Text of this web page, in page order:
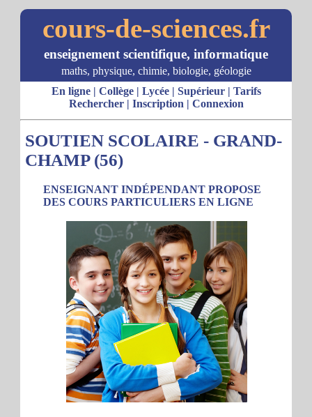
cours-de-sciences.fr
enseignement scientifique, informatique
maths, physique, chimie, biologie, géologie
En ligne| Collège| Lycée| Supérieur| Tarifs
Rechercher| Inscription | Connexion
SOUTIEN SCOLAIRE - GRAND-
CHAMP (56)
ENSEIGNANT INDÉPENDANT PROPOSE
DES COURS PARTICULIERS EN LIGNE